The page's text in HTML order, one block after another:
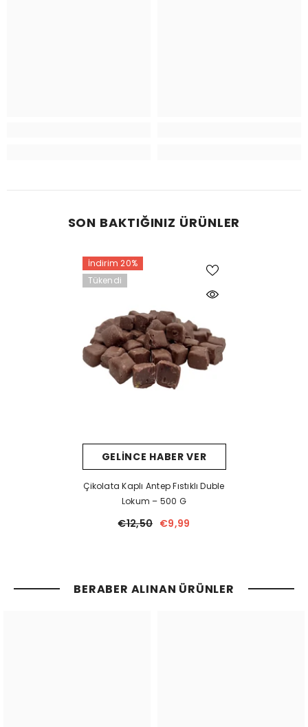
SON BAKTIĞINIZ ÜRÜNLER
İndirim 20%
Tükendi
GELINCE HABER VER
Çikolata Kaplı Antep Fıstıklı Duble
Lokum – 500 G
€12,50 €9,99
BERABER ALINAN ÜRÜNLER